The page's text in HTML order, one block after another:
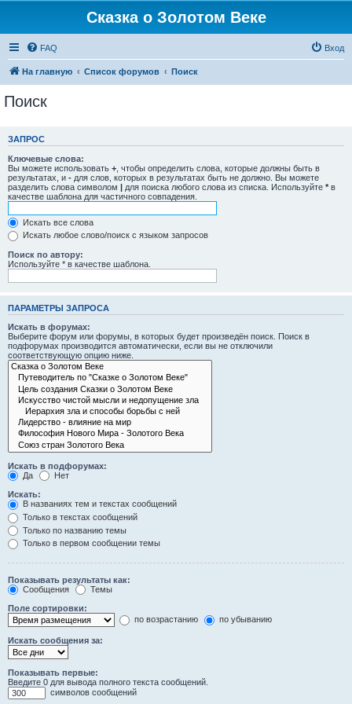
Сказка о Золотом Веке
FAQ Вход
На главную Список форумов Поиск
Поиск
ЗАПРОС
Ключевые слова:
Вы можете использовать + , чтобы определить слова, которые должны быть в
результатах, и - для слов, которых в результатах быть не должно. Вы можете
разделить слова символом | для поиска любого слова из списка. Используйте * в
качестве шаблона для частичного совпадения.
Искать все слова
Искать любое слово/поиск с языком запросов
Поиск по автору:
Используйте * в качестве шаблона.
ПАРАМЕТРЫ ЗАПРОСА
Искать в форумах:
Выберите форум или форумы, в которых будет произведён поиск. Поиск в
подфорумах производится автоматически, если вы не отключили
соответствующую опцию ниже.
Искать в подфорумах:
Да
Нет
Искать:
В названиях тем и текстах сообщений
Только в текстах сообщений
Только по названию темы
Только в первом сообщении темы
Показывать результаты как:
Сообщения
Темы
Поле сортировки:
по возрастанию
по убыванию
Искать сообщения за:
Показывать первые:
Введите 0 для вывода полного текста сообщений.
символов сообщений